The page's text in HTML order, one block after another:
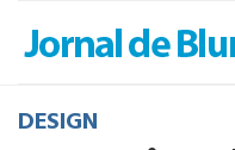
DESIGN